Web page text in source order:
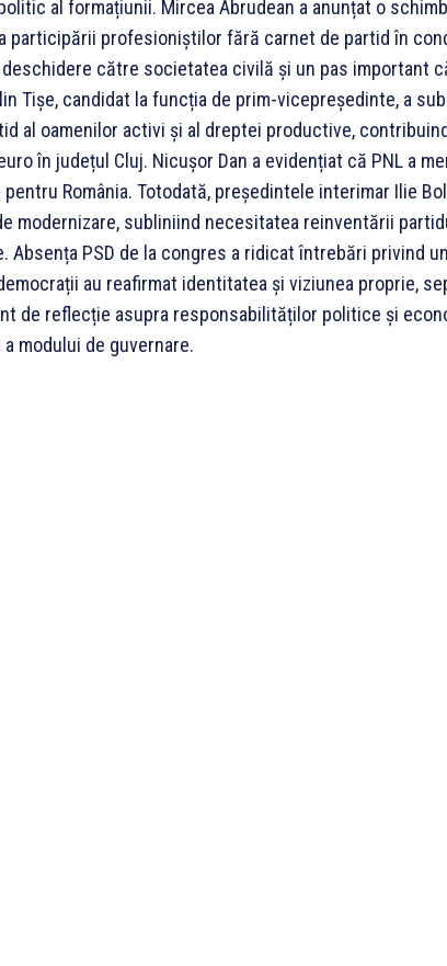
al formațiunii. Mircea Abrudean a anunțat o
participării profesioniștilor fără carnet de partid în
către societatea civilă și un pas important
Tișe, candidat la funcția de prim-vicepreședinte, a
al oamenilor activi și al dreptei productive,
în județul Cluj. Nicușor Dan a evidențiat că PNL a
România. Totodată, președintele interimar Ilie
modernizare, subliniind necesitatea reinventării
Absența PSD de la congres a ridicat întrebări privind
au reafirmat identitatea și viziunea proprie,
de reflecție asupra responsabilităților politice și
modului de guvernare.